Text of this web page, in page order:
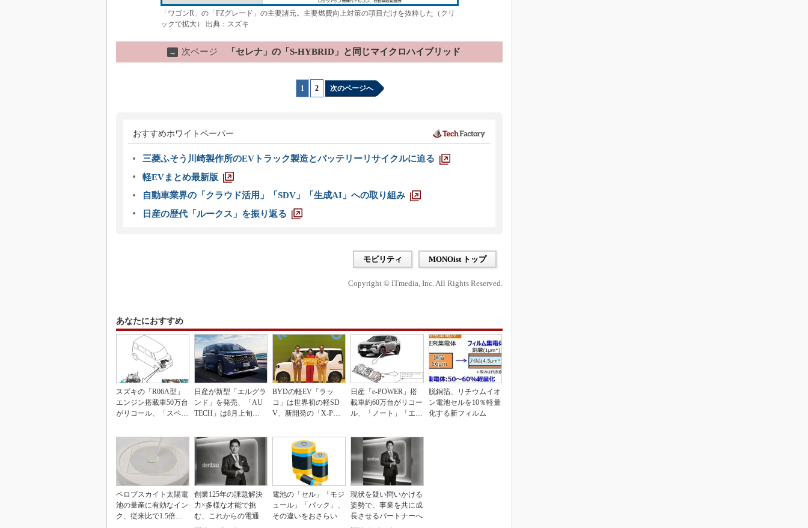
「ワゴンR」の「FZグレード」の主要諸元。主要燃費向上対策の項目だけを抜粋した（クリ
ックで拡大） 出典：スズキ
→ 次ページ 「セレナ」の「S-HYBRID」と同じマイクロハイブリッド
1 2 次のページへ
おすすめホワイトペーパー
三菱ふそう川崎製作所のEVトラック製造とバッテリーリサイクルに迫る
軽EVまとめ最新版
自動車業界の「クラウド活用」「SDV」「生成AI」への取り組み
日産の歴代「ルークス」を振り返る
モビリティ MONOist トップ
Copyright © ITmedia, Inc. All Rights Reserved.
あなたにおすすめ
スズキの「R06A型」
エンジン搭載車50万台
がリコール、「スペー
日産が新型「エルグラ
ンド」を発売、「AU
TECH」は8月上旬に
BYDの軽EV「ラッ
コ」は世界初の軽SD
V、新開発の「X-PAC
日産「e-POWER」搭
載車約60万台がリコー
ル、「ノート」「エク
脱銅箔、リチウムイオ
ン電池セルを10％軽量
化する新フィルム
ペロブスカイト太陽電
池の量産に有効なイン
ク、従来比で1.5倍の
創業125年の課題解決
力×多様な才能で挑
む、これからの電通
電池の「セル」「モジ
ュール」「パック」、
その違いをおさらい
現状を疑い問いかける
姿勢で、事業を共に成
長させるパートナーへ